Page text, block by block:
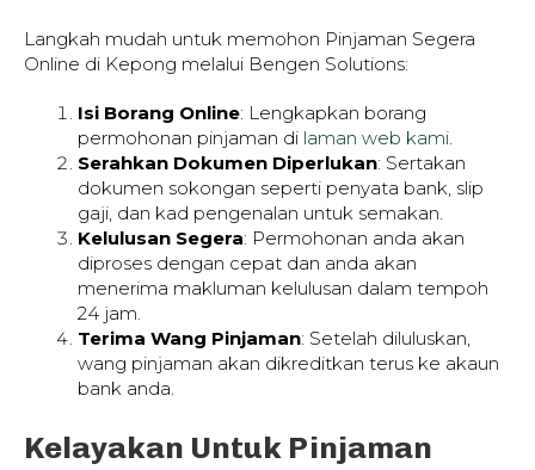
Langkah mudah untuk memohon Pinjaman Segera
Online di Kepong melalui Bengen Solutions:
Isi Borang Online: Lengkapkan borang
permohonan pinjaman di laman web kami
Serahkan Dokumen Diperlukan: Sertakan
dokumen sokongan seperti penyata bank, slip
gaji, dan kad pengenalan untuk semakan.
Kelulusan Segera: Permohonan anda akan
diproses dengan cepat dan anda akan
menerima makluman kelulusan dalam tempoh
24 jam.
Terima Wang Pinjaman: Setelah diluluskan,
wang pinjaman akan dikreditkan terus ke akaun
bank anda.
Kelayakan Untuk Pinjaman